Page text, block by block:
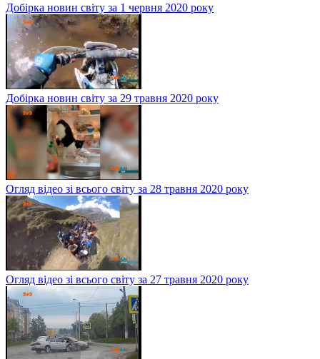
Добірка новин світу за 1 червня 2020 року
Добірка новин світу за 29 травня 2020 року
Огляд відео зі всього світу за 28 травня 2020 року
Огляд відео зі всього світу за 27 травня 2020 року